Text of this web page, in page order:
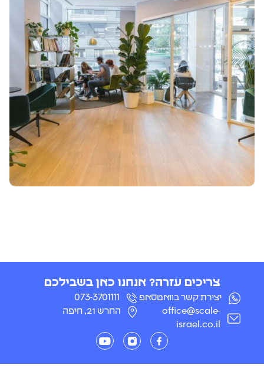
צריכים עזרה? אנחנו כאן בשבילכם
יצירת קשר בוואטסאפ
073-3701111
office@scale-
israel.co.il
החרש 21, חיפה